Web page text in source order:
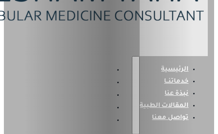
الرئيسية
خدماتنــا
نبذة عنا
المقالات الطبية
تواصل معنا